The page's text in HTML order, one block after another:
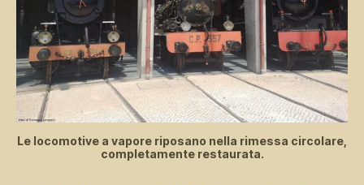
Le locomotive a vapore riposano nella rimessa circolare,
completamente restaurata.